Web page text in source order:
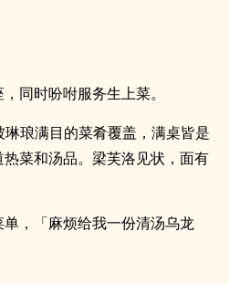
同时吩咐服务生上菜。
琅满目的菜肴覆盖，满桌皆是
菜和汤品。梁芙洛见状，面有
，「麻烦给我一份清汤乌龙